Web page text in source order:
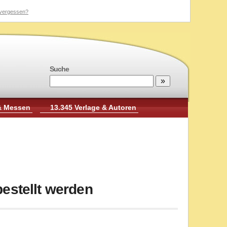
Suche
Messen 13.345 Verlage & Autoren
werden